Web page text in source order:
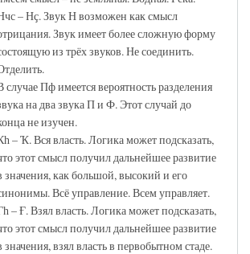
– Нҫ. Звук Н возможен как смысл
Звук имеет более сложную форму
из трёх звуков. Не соединить.
случае Пф имеется вероятность разделения
на два звука П и Ф. Этот случай до
не изучен.
– Ҡ. Вся власть. Логика может подсказать,
этот смысл получил дальнейшее развитие
значения, как большой, высокий и его
Всё управление. Всем управляет.
– Ғ. Взял власть. Логика может подсказать,
этот смысл получил дальнейшее развитие
значения, взял власть в первобытном стаде.